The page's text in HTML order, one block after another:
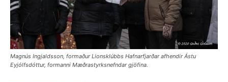
Magnús Ingjaldsson, formaður Lionsklúbbs Hafnarfjarðar afhendir Ástu
Eyjólfsdóttur, formanni Mæðrastyrksnefndar gjöfina.